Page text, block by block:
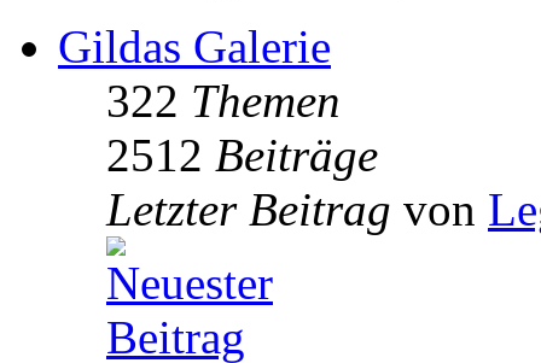
Gildas Galerie
322 Themen
2512 Beiträge
Letzter Beitrag von